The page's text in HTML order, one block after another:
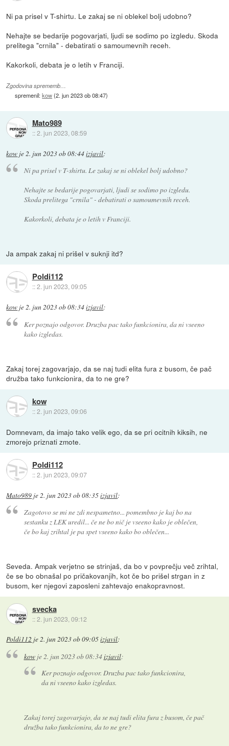
Ni pa prisel v T-shirtu. Le zakaj se ni oblekel bolj udobno?
Nehajte se bedarije pogovarjati, ljudi se sodimo po izgledu. Skoda
prelitega "crnila" - debatirati o samoumevnih receh.
Kakorkoli, debata je o letih v Franciji.
Zgodovina sprememb…
spremenil:kow(2. jun 2023 ob 08:47)
Mato989
::2. jun 2023, 08:59
kow je 2. jun 2023 ob 08:44izjavil:
Ni pa prisel v T-shirtu. Le zakaj se ni oblekel bolj udobno?
Nehajte se bedarije pogovarjati, ljudi se sodimo po izgledu.
Skoda prelitega "crnila" - debatirati o samoumevnih receh.
Kakorkoli, debata je o letih v Franciji.
Ja ampak zakaj ni prišel v suknji itd?
Poldi112
::2. jun 2023, 09:05
kow je2. jun 2023 ob 08:34izjavil:
Ker poznajo odgovor. Druzba pac tako funkcionira, da ni vseeno
kako izgledas.
Zakaj torej zagovarjajo, da se naj tudi elita fura z busom, če pač
družba tako funkcionira, da to ne gre?
kow
::2. jun 2023, 09:06
Domnevam, da imajo tako velik ego, da se pri ocitnih kiksih, ne
zmorejo priznati zmote.
Poldi112
::2. jun 2023, 09:07
Mato989 je2. jun 2023 ob 08:35izjavil:
Zagotovo se mi ne zdi nespametno... pomembno je kaj bo na
sestanku z LEK uredil... če ne bo nič je vseeno kako je oblečen,
če bo kaj zrihtal je pa spet vseeno kako bo oblečen...
Seveda. Ampak verjetno se strinjaš, da bo v povprečju več zrihtal,
če se bo obnašal po pričakovanjih, kot če bo prišel strgan in z
busom, ker njegovi zaposleni zahtevajo enakopravnost.
svecka
::2. jun 2023, 09:12
Poldi112 je2. jun 2023 ob 09:05izjavil:
kowje 2. jun 2023 ob 08:34izjavil:
Ker poznajo odgovor. Druzba pac tako funkcionira,
da ni vseeno kako izgledas.
Zakaj torej zagovarjajo, da se naj tudi elita fura z busom, če pač
družba tako funkcionira, da to ne gre?